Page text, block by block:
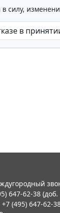
силу,
647-62-38 (доб.
(495) 647-62-